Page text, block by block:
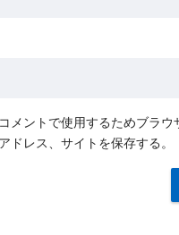
メントで使用するためブラウ
ドレス、サイトを保存する。